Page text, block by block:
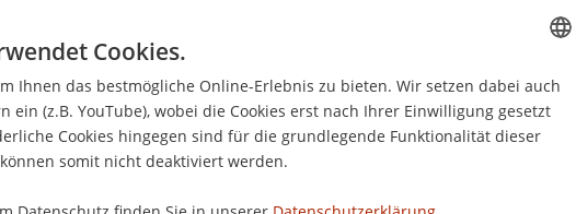
Umfeld"
Unternehmen (KMU) - leisten einen
in Liechtenstein und in der
ist von zentraler Bedeutung, um sich
behaupten zu können. Unternehmen
wenn sie Ihre Strategie klar festlegen.
GERMAN
ENGLISH
Cookies.
Ihnen das bestmögliche Online-Erlebnis zu bieten. Wir setzen dabei auch
ein (z.B. YouTube), wobei die Cookies erst nach Ihrer Einwilligung gesetzt
Cookies hingegen sind für die grundlegende Funktionalität dieser
somit nicht deaktiviert werden.